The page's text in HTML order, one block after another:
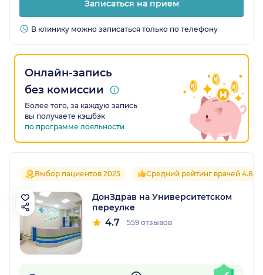
Записаться на прием
В клинику можно записаться только по телефону
Онлайн-запись
без комиссии
Более того, за каждую запись
вы получаете кэшбэк
по программе лояльности
Выбор пациентов 2025 Средний рейтинг врачей 4.8
ДонЗдрав на Университетском
переулке
4.7 559 отзывов